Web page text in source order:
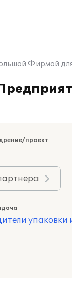
Фирмой
проект
упаковки